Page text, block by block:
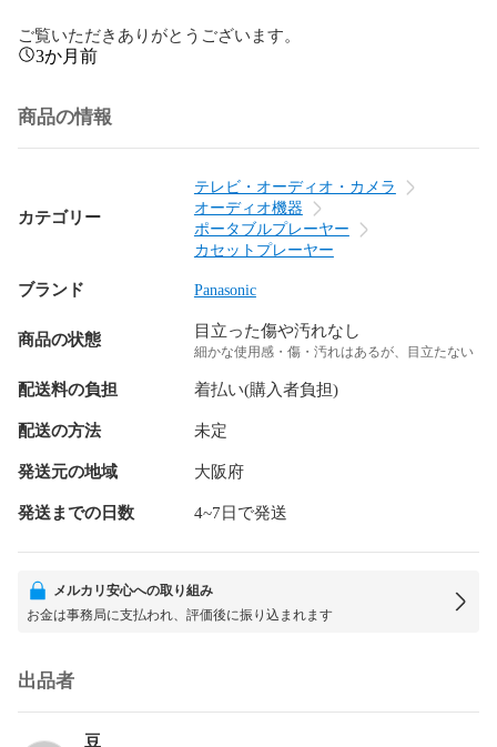
ご覧いただきありがとうございます。
3か月前
商品の情報
カテゴリー
テレビ・オーディオ・カメラ
オーディオ機器
ポータブルプレーヤー
カセットプレーヤー
ブランド Panasonic
商品の状態 目立った傷や汚れなし
細かな使用感・傷・汚れはあるが、目立たない
配送料の負担 着払い(購入者負担)
配送の方法 未定
発送元の地域 大阪府
発送までの日数 4~7日で発送
メルカリ安心への取り組み
お金は事務局に支払われ、評価後に振り込まれます
出品者
豆